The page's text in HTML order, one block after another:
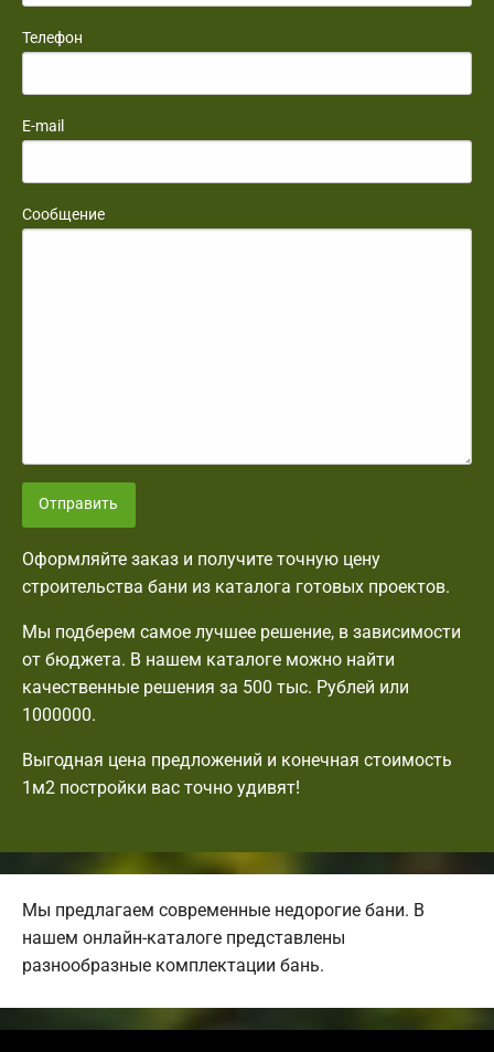
Телефон
E-mail
Сообщение
Отправить
Оформляйте заказ и получите точную цену
строительства бани из каталога готовых проектов.
Мы подберем самое лучшее решение, в зависимости
от бюджета. В нашем каталоге можно найти
качественные решения за 500 тыс. Рублей или
1000000.
Выгодная цена предложений и конечная стоимость
1м2 постройки вас точно удивят!
Мы предлагаем современные недорогие бани. В
нашем онлайн-каталоге представлены
разнообразные комплектации бань.